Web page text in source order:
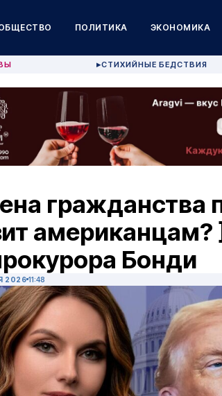
ПОЛИТИКА ЭКОНОМИКА
▶СТИХИЙНЫЕ БЕДСТВИЯ
гражданства
Бонди
2026 11:48